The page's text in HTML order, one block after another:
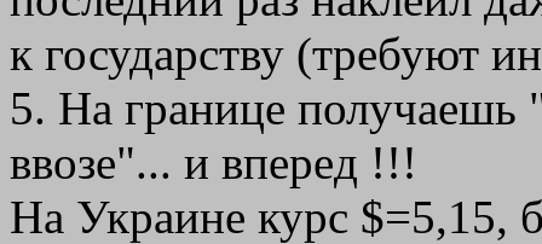
к государству (требуют
5. На границе получаешь
ввозе"... и вперeд !!!
На Украине курс $=5,15,